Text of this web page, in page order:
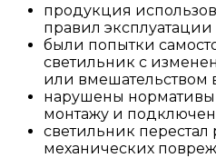
продукция
правил эксплуатации
были попытки
светильник с
или вмешательством
нарушены нормативы
монтажу и
светильник перестал
механических